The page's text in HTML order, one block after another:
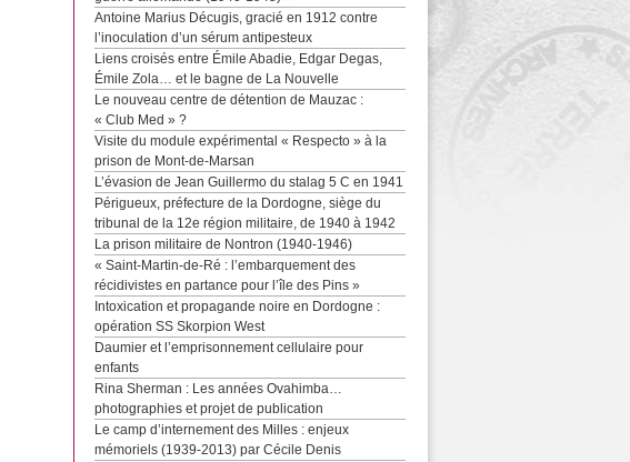
Antoine Marius Décugis, gracié en 1912 contre
l’inoculation d’un sérum antipesteux
Liens croisés entre Émile Abadie, Edgar Degas,
Émile Zola… et le bagne de La Nouvelle
Le nouveau centre de détention de Mauzac :
« Club Med » ?
Visite du module expérimental « Respecto » à la
prison de Mont-de-Marsan
L’évasion de Jean Guillermo du stalag 5 C en 1941
Périgueux, préfecture de la Dordogne, siège du
tribunal de la 12e région militaire, de 1940 à 1942
La prison militaire de Nontron (1940-1946)
« Saint-Martin-de-Ré : l’embarquement des
récidivistes en partance pour l’île des Pins »
Intoxication et propagande noire en Dordogne :
opération SS Skorpion West
Daumier et l’emprisonnement cellulaire pour
enfants
Rina Sherman : Les années Ovahimba…
photographies et projet de publication
Le camp d’internement des Milles : enjeux
mémoriels (1939-2013) par Cécile Denis